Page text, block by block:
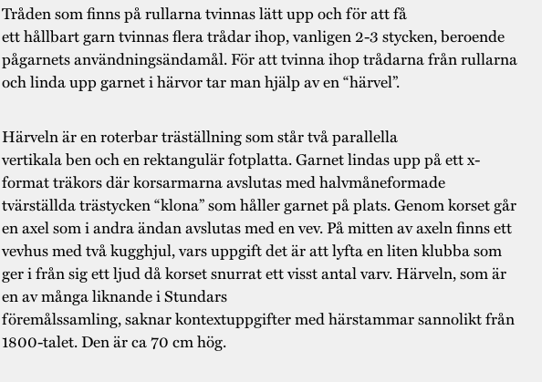
Tråden som finns på rullarna tvinnas lätt upp och för att få
ett hållbart garn tvinnas flera trådar ihop, vanligen 2-3 stycken, beroende
pågarnets användningsändamål. För att tvinna ihop trådarna från rullarna
och linda upp garnet i härvor tar man hjälp av en “härvel”.
Härveln är en roterbar träställning som står två parallella
vertikala ben och en rektangulär fotplatta. Garnet lindas upp på ett x-
format träkors där korsarmarna avslutas med halvmåneformade
tvärställda trästycken “klona” som håller garnet på plats. Genom korset går
en axel som i andra ändan avslutas med en vev. På mitten av axeln finns ett
vevhus med två kugghjul, vars uppgift det är att lyfta en liten klubba som
ger i från sig ett ljud då korset snurrat ett visst antal varv. Härveln, som är
en av många liknande i Stundars
föremålssamling, saknar kontextuppgifter med härstammar sannolikt från
1800-talet. Den är ca 70 cm hög.